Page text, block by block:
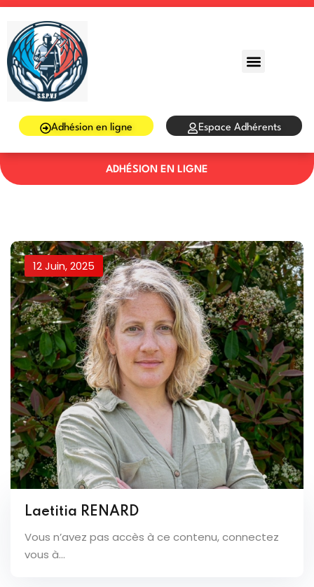
Adhésion en ligne Espace Adhérents
ADHÉSION EN LIGNE
12 Juin, 2025
Laetitia RENARD
Vous n’avez pas accès à ce contenu, connectez
vous à...
Don’t have an account?
Remember me Lost your password?